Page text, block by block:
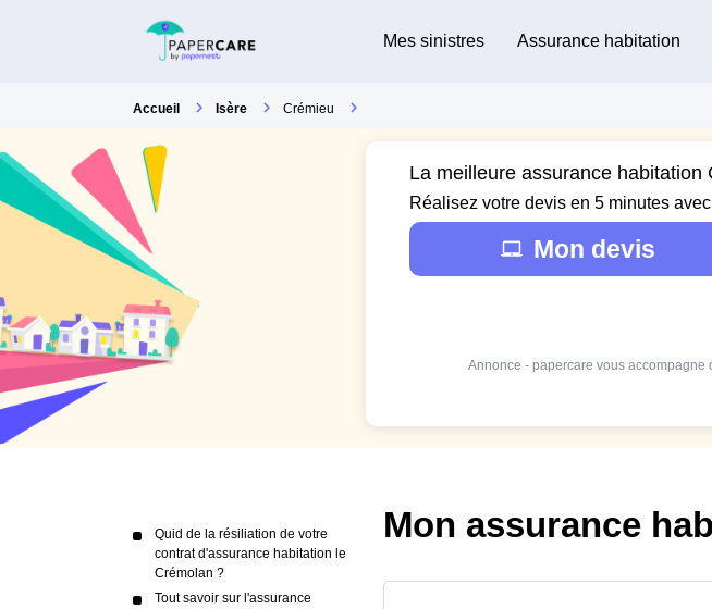
Mes sinistres Assurance habitation
Accueil Isère Crémieu
La meilleure assurance habitation
Réalisez votre devis en 5 minutes
Mon devis
Annonce - papercare vous
Quid de la résiliation de votre
contrat d'assurance habitation le
Crémolan ?
Tout savoir sur l'assurance
Mon assurance